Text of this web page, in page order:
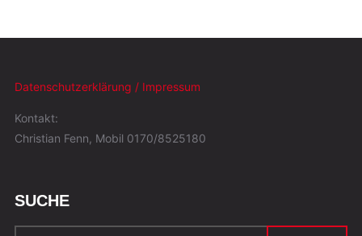
Datenschutzerklärung / Impressum
Kontakt:
Christian Fenn, Mobil 0170/8525180
SUCHE